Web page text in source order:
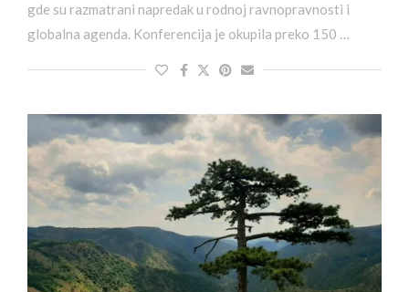
gde su razmatrani napredak u rodnoj ravnopravnosti i
globalna agenda. Konferencija je okupila preko 150 …